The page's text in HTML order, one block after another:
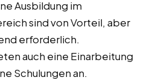
Ausbildung im
sind von Vorteil, aber
erforderlich.
auch eine Einarbeitung
Schulungen an.